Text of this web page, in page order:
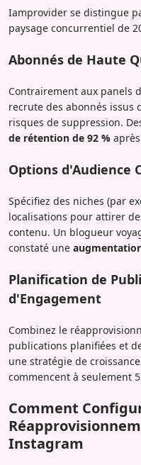
Iamprovider se distingue
paysage concurrentiel de
Abonnés de Haute
Contrairement aux panels
recrute des abonnés issus
risques de suppression.
de rétention de 92 %
Options d'Audience
Spécifiez des niches (par
localisations pour attirer
contenu. Un blogueur
constaté une
Planification de
d'Engagement
Combinez le
publications planifiées et
une stratégie de
commencent à seulement
Comment
Instagram